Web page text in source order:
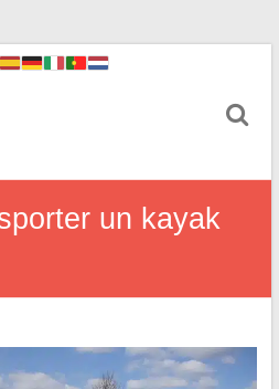
un kayak